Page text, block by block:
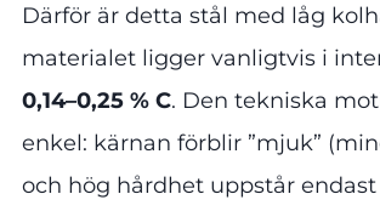
Därför är detta stål med låg
materialet ligger vanligtvis i
0,14–0,25 % C. Den tekniska
enkel: kärnan förblir ”mjuk”
och hög hårdhet uppstår endast